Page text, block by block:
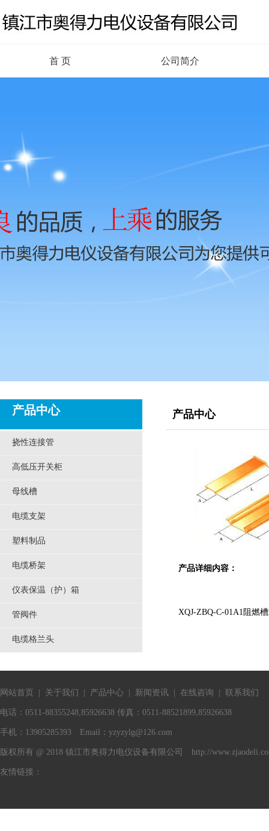
首 页 公司简介
产品中心
挠性连接管
高低压开关柜
母线槽
电缆支架
塑料制品
电缆桥架
仪表保温（护）箱
管阀件
电缆格兰头
产品中心
产品详细内容：
XQJ-ZBQ-C-01A1阻燃
网站首页 关于我们 产品中心 新闻资讯 在线咨询 联系我们
电话：0511-88355248,85926638 传真：0511-88521899,85926638
手机：13905285393 Email： yzyzylg@126.com
版权所有 @ 2018 镇江市奥得力电仪设备有限公司 http://
友情链接：